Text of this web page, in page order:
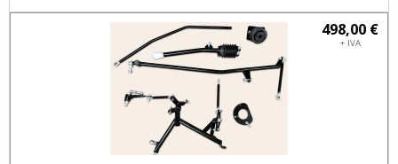
498,00 €
+ IVA